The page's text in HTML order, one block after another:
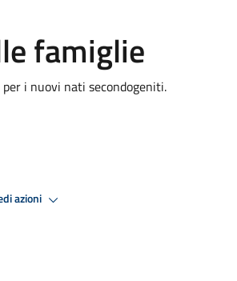
famiglie
i nuovi nati secondogeniti.
azioni